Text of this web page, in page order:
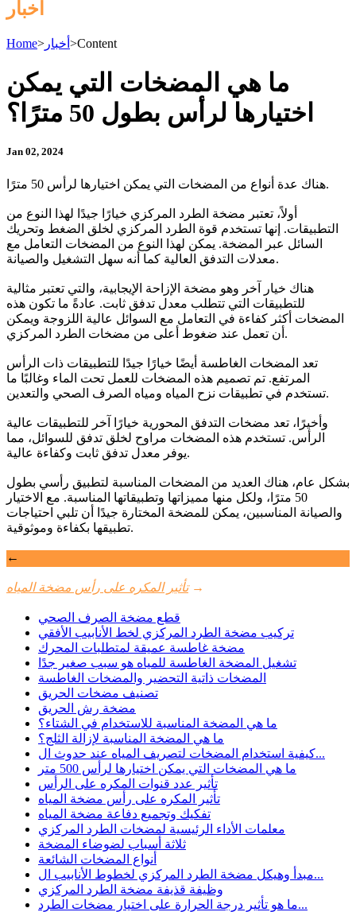
أخبار
Home> أخبار >Content
ما هي المضخات التي يمكن
اختيارها لرأس بطول 50 مترًا؟
Jan 02, 2024
هناك عدة أنواع من المضخات التي يمكن اختيارها لرأس 50 مترًا.
أولاً، تعتبر مضخة الطرد المركزي خيارًا جيدًا لهذا النوع من
التطبيقات. إنها تستخدم قوة الطرد المركزي لخلق الضغط وتحريك
السائل عبر المضخة. يمكن لهذا النوع من المضخات التعامل مع
معدلات التدفق العالية كما أنه سهل التشغيل والصيانة.
هناك خيار آخر وهو مضخة الإزاحة الإيجابية، والتي تعتبر مثالية
للتطبيقات التي تتطلب معدل تدفق ثابت. عادةً ما تكون هذه
المضخات أكثر كفاءة في التعامل مع السوائل عالية اللزوجة ويمكن
أن تعمل عند ضغوط أعلى من مضخات الطرد المركزي.
تعد المضخات الغاطسة أيضًا خيارًا جيدًا للتطبيقات ذات الرأس
المرتفع. تم تصميم هذه المضخات للعمل تحت الماء وغالبًا ما
تستخدم في تطبيقات نزح المياه ومياه الصرف الصحي والتعدين.
وأخيرًا، تعد مضخات التدفق المحورية خيارًا آخر للتطبيقات عالية
الرأس. تستخدم هذه المضخات مراوح لخلق تدفق للسوائل، مما
يوفر معدل تدفق ثابت وكفاءة عالية.
بشكل عام، هناك العديد من المضخات المناسبة لتطبيق رأسي بطول
50 مترًا، ولكل منها مميزاتها وتطبيقاتها المناسبة. مع الاختيار
والصيانة المناسبين، يمكن للمضخة المختارة جيدًا أن تلبي احتياجات
تطبيقها بكفاءة وموثوقية.
←
تأثير المكره على رأس مضخة المياه →
قطع مضخة الصرف الصحي
تركيب مضخة الطرد المركزي لخط الأنابيب الأفقي
مضخة غاطسة عميقة لمتطلبات المحرك
تشغيل المضخة الغاطسة للمياه هو سبب صغير جدًا
المضخات ذاتية التحضير والمضخات الغاطسة
تصنيف مضخات الحريق
مضخة رش الحريق
ما هي المضخة المناسبة للاستخدام في الشتاء؟
ما هي المضخة المناسبة لإزالة الثلج؟
كيفية استخدام المضخات لتصريف المياه عند حدوث ال...
ما هي المضخات التي يمكن اختيارها لرأس 500 متر
تأثير عدد قنوات المكره على الرأس
تأثير المكره على رأس مضخة المياه
تفكيك وتجميع دفاعة مضخة المياه
معلمات الأداء الرئيسية لمضخات الطرد المركزي
ثلاثة أسباب لضوضاء المضخة
أنواع المضخات الشائعة
مبدأ وهيكل مضخة الطرد المركزي لخطوط الأنابيب ال...
وظيفة قذيفة مضخة الطرد المركزي
ما هو تأثير درجة الحرارة على اختيار مضخات الطرد...